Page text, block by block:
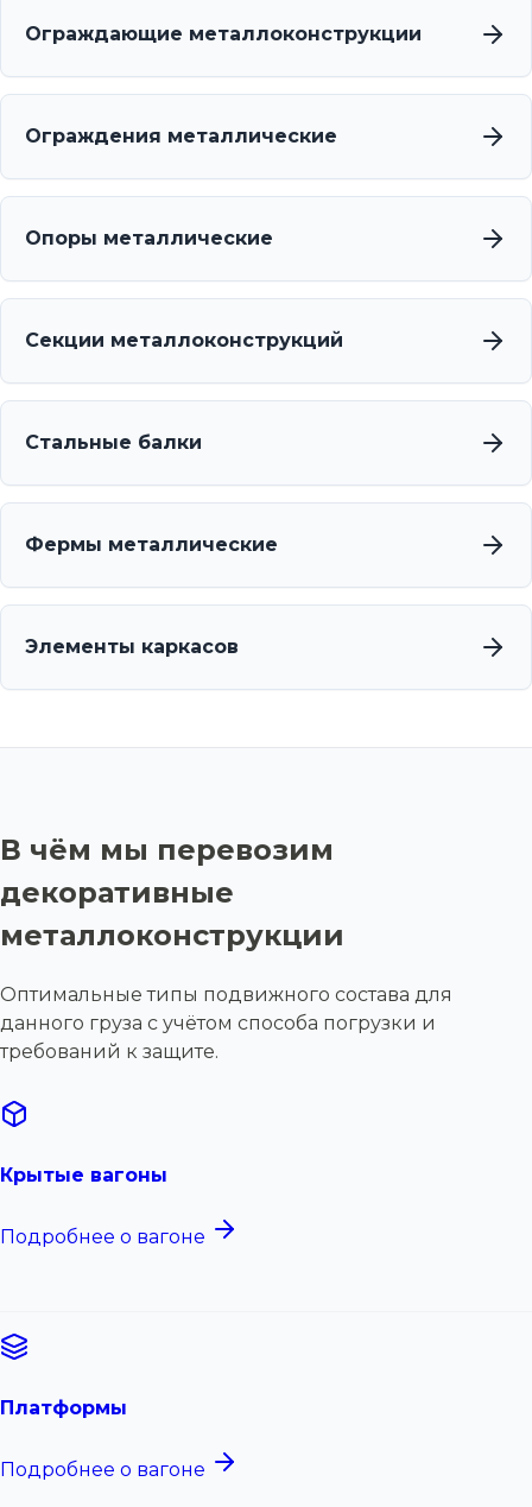
Ограждающие металлоконструкции
Ограждения металлические
Опоры металлические
Секции металлоконструкций
Стальные балки
Фермы металлические
Элементы каркасов
В чём мы перевозим
декоративные
металлоконструкции
Оптимальные типы подвижного состава для
данного груза с учётом способа погрузки и
требований к защите.
Крытые вагоны
Подробнее о вагоне
Платформы
Подробнее о вагоне